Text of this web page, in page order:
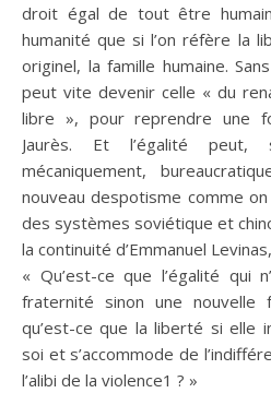
droit égal de tout être
humanité que si l’on réfère la
originel, la famille humaine.
peut vite devenir celle « du
libre », pour reprendre une
Jaurès. Et l’égalité
mécaniquement,
nouveau despotisme comme
des systèmes soviétique et
la continuité d’Emmanuel
« Qu’est-ce que l’égalité qui
fraternité sinon une nouvelle
qu’est-ce que la liberté si elle
soi et s’accommode de
l’alibi de la violence1 ? »